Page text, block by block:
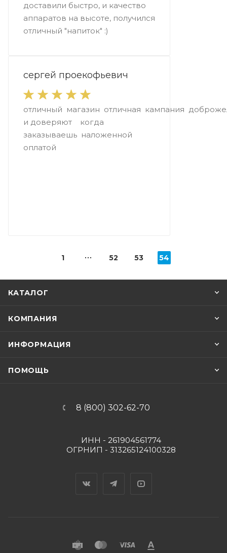
доставили быстро, и качество
аппаратов на высоте, получился
отличный "напиток" :)
сергей проекофьевич
отличный магазин отличная кампания
и доверяют когда
заказываешь наложенной
оплатой
1 52 53 54
КАТАЛОГ
КОМПАНИЯ
ИНФОРМАЦИЯ
ПОМОЩЬ
8 (800) 302-62-70
ИНН - 261904561774
ОГРНИП - 313265124100328